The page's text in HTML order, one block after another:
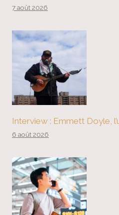
7 août 2026
Interview : Emmett Doyle,
6 août 2026